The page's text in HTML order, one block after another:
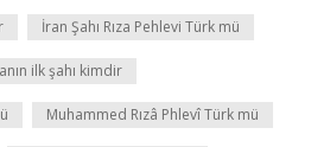
İran Şahı Rıza Pehlevi Türk mü
ilk şahı kimdir
Muhammed Rızâ Phlevî Türk mü